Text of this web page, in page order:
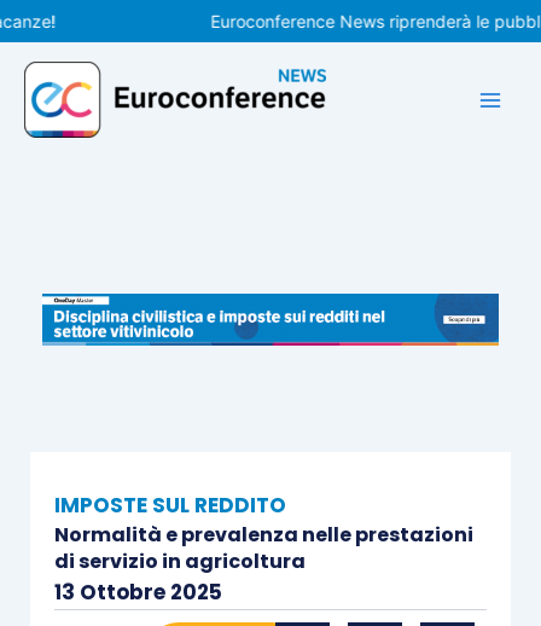
Vai
al
contenuto
Euroconference News riprenderà le
IMPOSTE SUL REDDITO
Normalità e prevalenza nelle prestazioni
di servizio in agricoltura
13 Ottobre 2025